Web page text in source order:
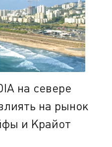
на севере
на рынок
и Крайот